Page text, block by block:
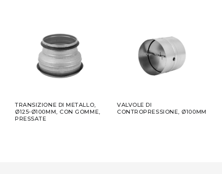
TRANSIZIONE DI METALLO,
Ø125-Ø100MM, CON GOMME,
PRESSATE
VALVOLE DI
CONTROPRESSIONE, Ø100MM